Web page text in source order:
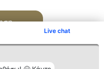
Live chat